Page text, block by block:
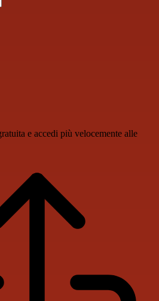
e accedi più velocemente alle